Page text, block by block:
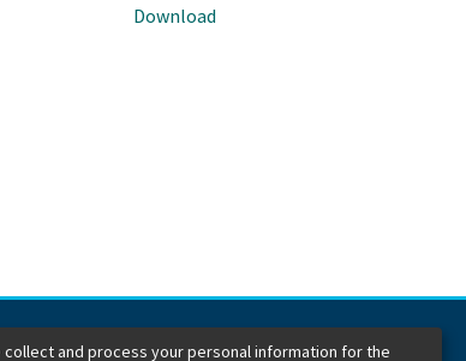
Download
collect and process your personal information for the